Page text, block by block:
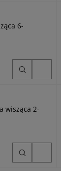
6-
wisząca 2-